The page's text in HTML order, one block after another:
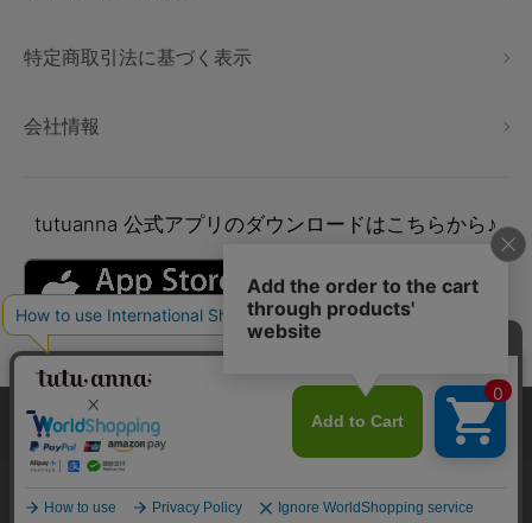
特定商取引法に基づく表示
会社情報
tutuanna 公式アプリのダウンロードはこちらから♪
本サイトでは、より快適にご利用いただけるようCookieを利用し
ています。詳細については
プライバシポリシー
をご確認くださ
い。
承諾する